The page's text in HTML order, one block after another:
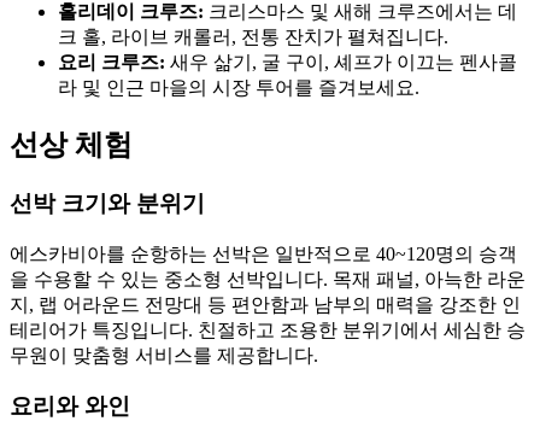
홀리데이 크루즈: 크리스마스 및 새해 크루즈에서는 데
크 홀, 라이브 캐롤러, 전통 잔치가 펼쳐집니다.
요리 크루즈: 새우 삶기, 굴 구이, 셰프가 이끄는 펜사콜
라 및 인근 마을의 시장 투어를 즐겨보세요.
선상 체험
선박 크기와 분위기
에스카비아를 순항하는 선박은 일반적으로 40~120명의 승객
을 수용할 수 있는 중소형 선박입니다. 목재 패널, 아늑한 라운
지, 랩 어라운드 전망대 등 편안함과 남부의 매력을 강조한 인
테리어가 특징입니다. 친절하고 조용한 분위기에서 세심한 승
무원이 맞춤형 서비스를 제공합니다.
요리와 와인